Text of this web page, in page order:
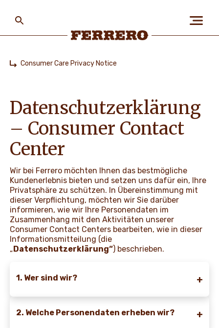
MENSCH UND UMWELT
KARRIERE
NEWS UND STORIES
main
content
Consumer Care Privacy Notice
Datenschutzerklärung
– Consumer Contact
Center
Wir bei Ferrero möchten Ihnen das bestmögliche
Kundenerlebnis bieten und setzen uns dafür ein, Ihre
Privatsphäre zu schützen. In Übereinstimmung mit
dieser Verpflichtung, möchten wir Sie darüber
informieren, wie wir Ihre Personendaten im
Zusammenhang mit den Aktivitäten unserer
Consumer Contact Centers bearbeiten, wie in dieser
Informationsmitteilung (die
„Datenschutzerklärung“) beschrieben.
1. Wer sind wir?
2. Welche Personendaten erheben wir?